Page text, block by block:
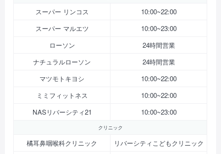
スーパー リンコス
10:00~22:00
スーパー マルエツ
10:00~23:00
ローソン
24時間営業
ナチュラルローソン
24時間営業
マツモトキヨシ
10:00~22:00
ミミフィットネス
10:00~22:00
NASリバーシティ21
10:00~23:00
クリニック
橘耳鼻咽喉科クリニック
リバーシティこどもクリニック